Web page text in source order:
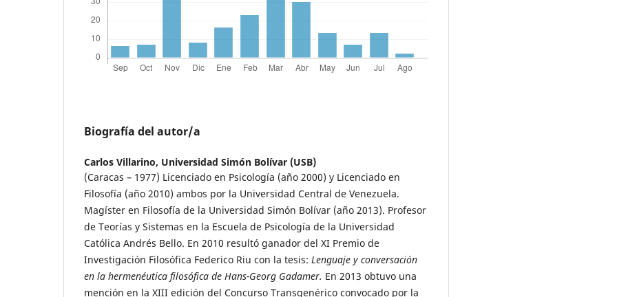
Biografía del autor/a
Carlos Villarino, Universidad Simón Bolívar (USB)
(Caracas – 1977) Licenciado en Psicología (año 2000) y Licenciado en
Filosofía (año 2010) ambos por la Universidad Central de Venezuela.
Magíster en Filosofía de la Universidad Simón Bolívar (año 2013). Profesor
de Teorías y Sistemas en la Escuela de Psicología de la Universidad
Católica Andrés Bello. En 2010 resultó ganador del XI Premio de
Investigación Filosófica Federico Riu con la tesis: Lenguaje y conversación
en la hermenéutica filosófica de Hans-Georg Gadamer. En 2013 obtuvo una
mención en la XIII edición del Concurso Transgenérico convocado por la